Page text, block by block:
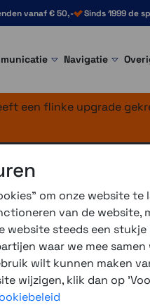
vanaf € 50,- Sinds 1999 de
Navigatie
een flinke upgrade
(43 mm)
(43
De Garmin
Goed om te
Er zijn ook 2
display zijn
om onze website
van de website,
website steeds een
waar we mee
wilt kunnen maken
wijzigen, klik dan op